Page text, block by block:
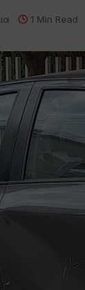
1 Min Read